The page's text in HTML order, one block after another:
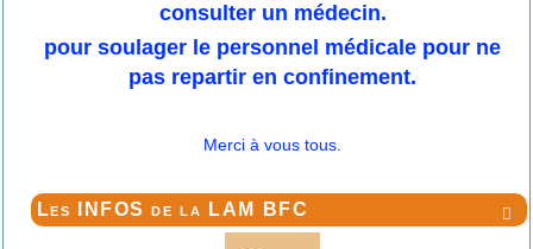
consulter un médecin.
pour soulager le personnel médicale pour ne
pas repartir en confinement.
Merci à vous tous.

Les INFOS de la LAM BFC